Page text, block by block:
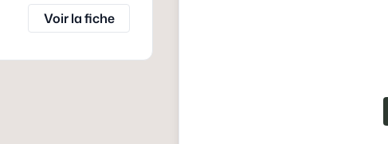
Voir la fiche